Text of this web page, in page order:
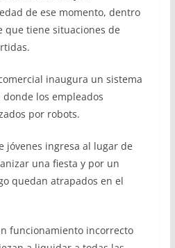
de ese momento, dentro
tiene situaciones de
inaugura un sistema
los empleados
por robots.
jóvenes ingresa al lugar de
una fiesta y por un
quedan atrapados en el
funcionamiento incorrecto